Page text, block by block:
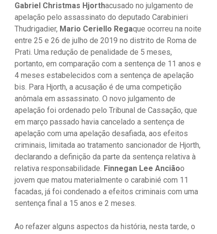
Gabriel Christmas Hjorthacusado no julgamento de
apelação pelo assassinato do deputado Carabinieri
Thudrigadier, Mario Ceriello Regaque ocorreu na noite
entre 25 e 26 de julho de 2019 no distrito de Roma de
Prati. Uma redução de penalidade de 5 meses,
portanto, em comparação com a sentença de 11 anos e
4 meses estabelecidos com a sentença de apelação
bis. Para Hjorth, a acusação é de uma competição
anômala em assassinato. O novo julgamento de
apelação foi ordenado pelo Tribunal de Cassação, que
em março passado havia cancelado a sentença de
apelação com uma apelação desafiada, aos efeitos
criminais, limitada ao tratamento sancionador de Hjorth,
declarando a definição da parte da sentença relativa à
relativa responsabilidade. Finnegan Lee Anciãoo
jovem que matou materialmente o carabinié com 11
facadas, já foi condenado a efeitos criminais com uma
sentença final a 15 anos e 2 meses.
Ao refazer alguns aspectos da história, nesta tarde, o